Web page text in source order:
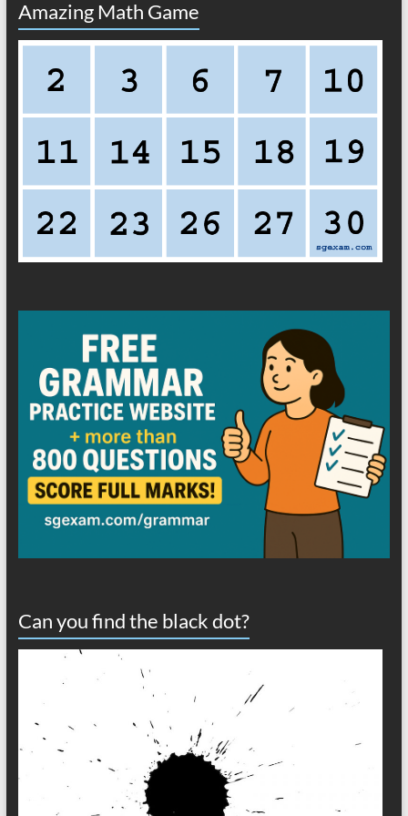
Amazing Math Game
Can you find the black dot?